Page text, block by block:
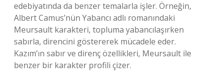
edebiyatında da benzer temalarla işler. Örneğin,
Albert Camus’nün Yabancı adlı romanındaki
Meursault karakteri, topluma yabancılaşırken
sabırla, direncini göstererek mücadele eder.
Kazım’ın sabır ve direnç özellikleri, Meursault ile
benzer bir karakter profili çizer.